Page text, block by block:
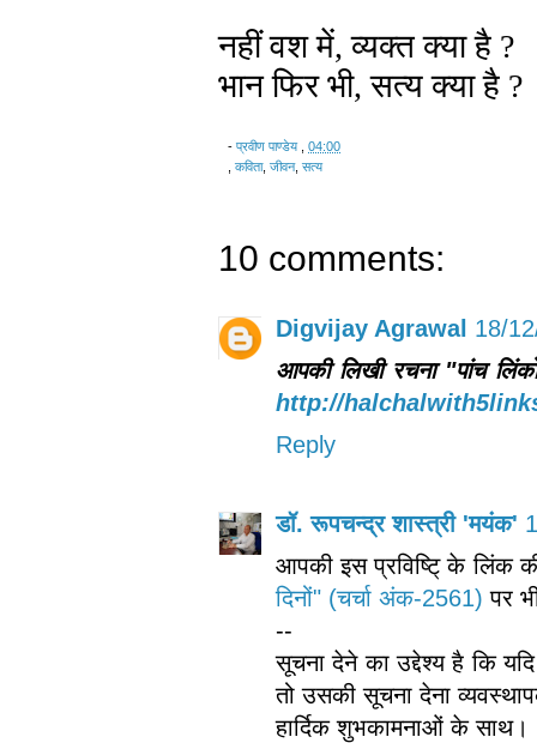
नहीं वश में, व्यक्त क्या है ?
भान फिर भी, सत्य क्या है ?
- प्रवीण पाण्डेय
04:00
कविता, जीवन, सत्य
10 comments:
Digvijay Agrawal 18/
आपकी लिखी रचना "पांच
http://
Reply
डॉ. रूपचन्द्र शास्त्री 'मयंक'
आपकी इस प्रविष्टि् के लिंक
दिनों" (चर्चा अंक-2561)पर
--
सूचना देने का उद्देश्य है कि
तो उसकी सूचना देना
हार्दिक शुभकामनाओं के साथ।